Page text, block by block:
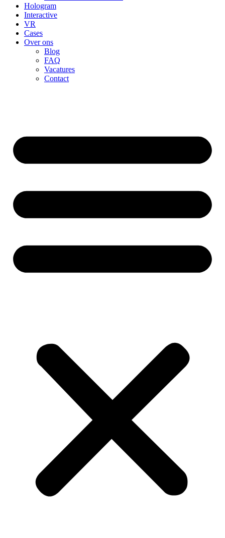
Hologram
Interactive
VR
Cases
Over ons
Blog
FAQ
Vacatures
Contact